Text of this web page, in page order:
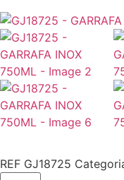
REF GJ18725